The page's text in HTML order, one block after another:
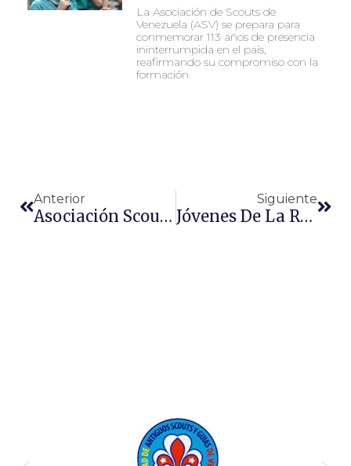
La Asociación de Scouts de
Venezuela (ASV) se prepara para
conmemorar 113 años de presencia
ininterrumpida en el país,
reafirmando su compromiso con la
formación
Anterior
Asociación Scouts De Venezuela Y Aprendiendo A Querer Comparten Estrategias Para Formar En Valores
Siguiente
Jóvenes De La Región Metropolitana Realizaron Su Tapatón 2018